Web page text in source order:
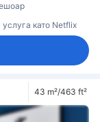
като Netflix
43 m²/463 ft²